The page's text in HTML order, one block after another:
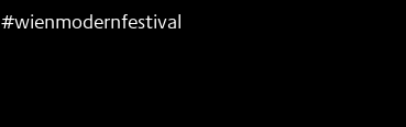
#wienmodernfestival